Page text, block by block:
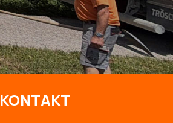
KONTAKT